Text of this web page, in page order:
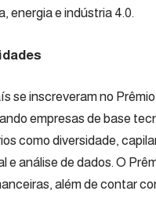
energia e indústria 4.0.
se inscreveram no
empresas de base
como diversidade,
análise de dados. O
além de contar